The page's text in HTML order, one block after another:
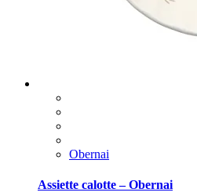
Obernai
Assiette calotte – Obernai